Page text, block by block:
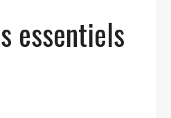
essentiels